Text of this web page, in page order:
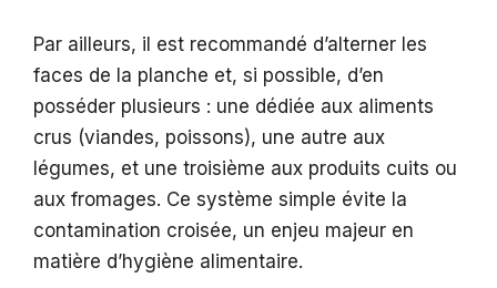
Par ailleurs, il est recommandé d’alterner les
faces de la planche et, si possible, d’en
posséder plusieurs : une dédiée aux aliments
crus (viandes, poissons), une autre aux
légumes, et une troisième aux produits cuits ou
aux fromages. Ce système simple évite la
contamination croisée, un enjeu majeur en
matière d’hygiène alimentaire.